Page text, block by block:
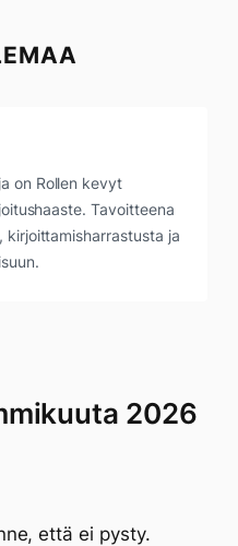
on Rollen kevyt
Tavoitteena
ja
2026
että ei pysty.